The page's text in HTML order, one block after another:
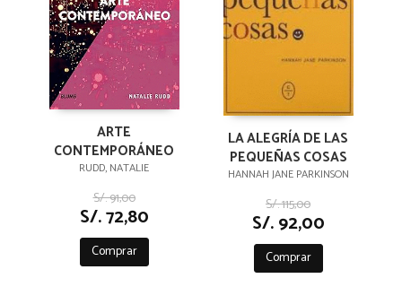
ARTE
CONTEMPORÁNEO
RUDD, NATALIE
S/. 91,00
S/. 72,80
Comprar
LA ALEGRÍA DE LAS
PEQUEÑAS COSAS
HANNAH JANE PARKINSON
S/. 115,00
S/. 92,00
Comprar